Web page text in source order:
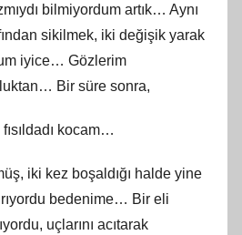
bilmiyordum artık… Aynı
sikilmek, iki değişik yarak
iyice… Gözlerim
Bir süre sonra,
kocam…
iki kez boşaldığı halde yine
bedenime… Bir eli
uçlarını acıtarak